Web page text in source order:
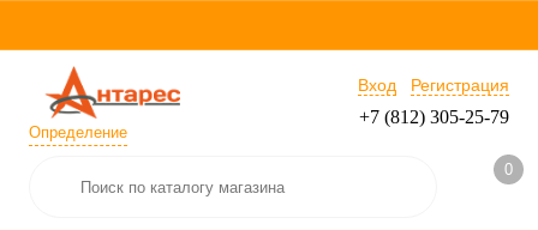
Определение
Вход Регистрация
+7 (812) 305-25-79
0